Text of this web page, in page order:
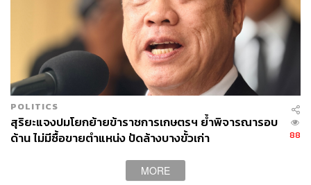
POLITICS
สุริยะแจงปมโยกย้ายข้าราชการเกษตรฯ ย้ำพิจารณารอบ
ด้าน ไม่มีซื้อขายตำแหน่ง ปัดล้างบางขั้วเก่า
88
MORE